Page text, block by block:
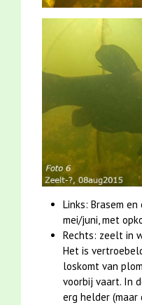
Links: Brasem
mei/juni, met
Rechts: zeelt in
Het is
loskomt van
voorbij vaart. In
erg helder (maar